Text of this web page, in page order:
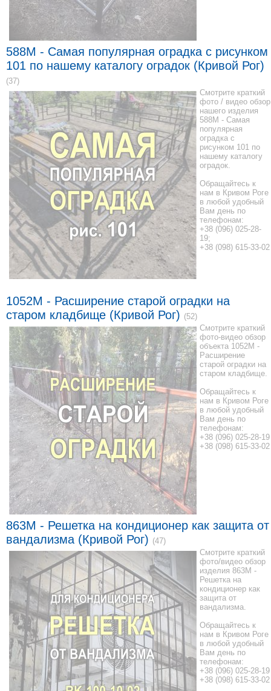
588M - Самая популярная оградка с рисунком
101 по нашему каталогу оградок (Кривой Рог)
(37)
Смотрите краткий
фото / видео обзор
нашего изделия
588M - Самая
популярная
оградка с
рисунком 101 по
нашему каталогу
оградок.
Обращайтесь к
нам в Кривом Роге
в любой удобный
Вам день по
телефонам:
+38 (096) 025-28-
19;
+38 (098) 615-33-02
1052M - Расширение старой оградки на
старом кладбище (Кривой Рог) (52)
Смотрите краткий
фото-видео обзор
объекта 1052M -
Расширение
старой оградки на
старом кладбище.
Обращайтесь к
нам в Кривом Роге
в любой удобный
Вам день по
телефонам:
+38 (096) 025-28-19
+38 (098) 615-33-02
863M - Решетка на кондиционер как защита от
вандализма (Кривой Рог) (47)
Смотрите краткий
фото/видео обзор
изделия 863M -
Решетка на
кондиционер как
защита от
вандализма.
Обращайтесь к
нам в Кривом Роге
в любой удобный
Вам день по
телефонам:
+38 (096) 025-28-19
+38 (098) 615-33-02